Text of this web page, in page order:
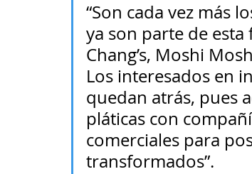
“Son cada vez más
ya son parte de esta
Chang’s, Moshi
Los interesados en
quedan atrás, pues
pláticas con
comerciales para
transformados”.